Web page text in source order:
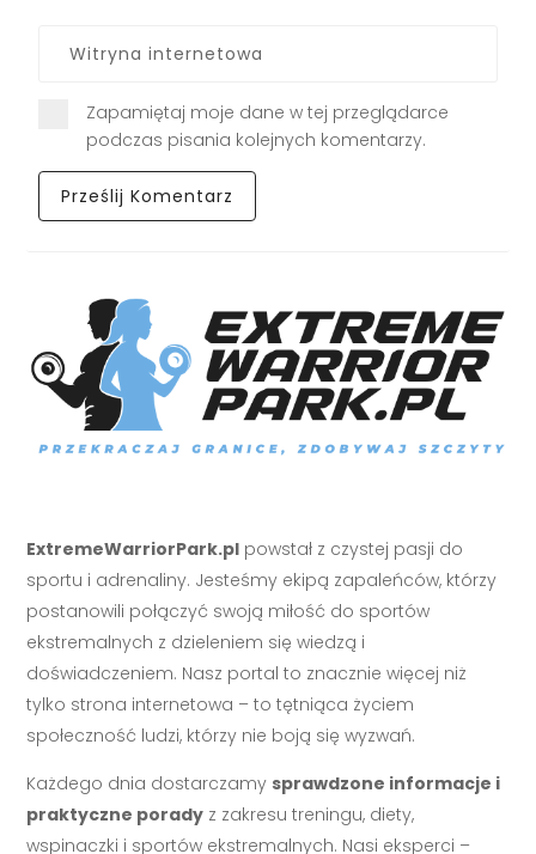
Zapamiętaj moje dane w tej przeglądarce
podczas pisania kolejnych komentarzy.
ExtremeWarriorPark.pl powstał z czystej pasji do
sportu i adrenaliny. Jesteśmy ekipą zapaleńców, którzy
postanowili połączyć swoją miłość do sportów
ekstremalnych z dzieleniem się wiedzą i
doświadczeniem. Nasz portal to znacznie więcej niż
tylko strona internetowa – to tętniąca życiem
społeczność ludzi, którzy nie boją się wyzwań.
Każdego dnia dostarczamy sprawdzone informacje i
praktyczne porady z zakresu treningu, diety,
wspinaczki i sportów ekstremalnych. Nasi eksperci –